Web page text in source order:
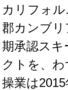
カリフォ
郡カンブ
期承認ス
クトを、
操業は